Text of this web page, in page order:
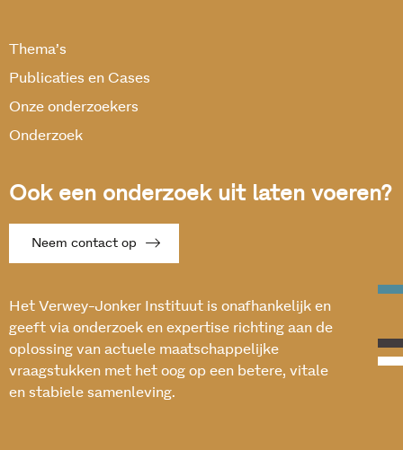
Thema’s
Publicaties en Cases
Onze onderzoekers
Onderzoek
Ook een onderzoek uit laten voeren?
Neem contact op
Het Verwey-Jonker Instituut is onafhankelijk en
geeft via onderzoek en expertise richting aan de
oplossing van actuele maatschappelijke
vraagstukken met het oog op een betere, vitale
en stabiele samenleving.